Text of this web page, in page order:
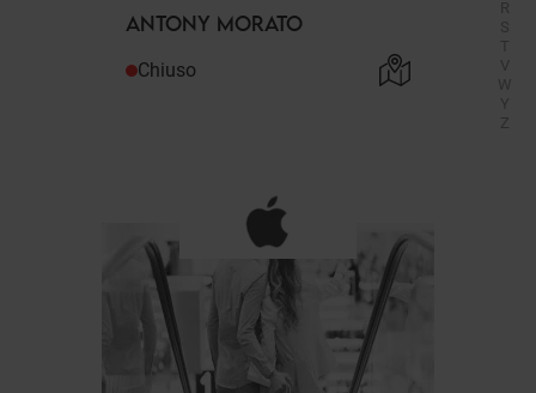
R
S
T
V
W
Z
ANTONY MORATO
Chiuso